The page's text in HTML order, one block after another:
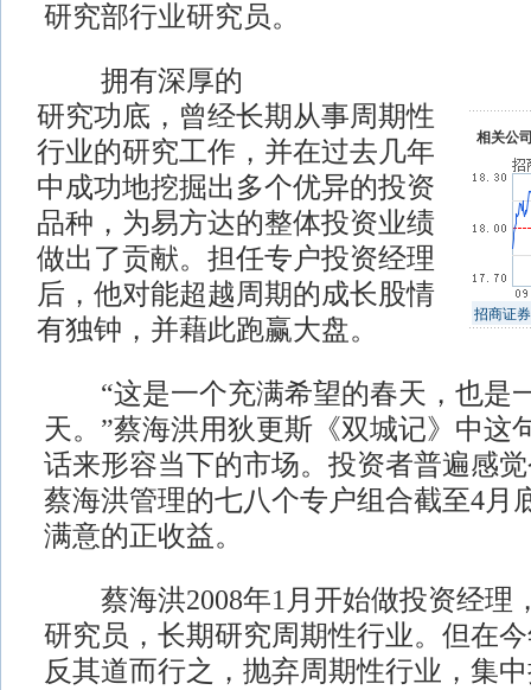
研究部行业研究员。
拥有深厚的
相关公
招商证券
研究功底，曾经长期从事周期性
行业的研究工作，并在过去几年
中成功地挖掘出多个优异的投资
品种，为易方达的整体投资业绩
做出了贡献。担任专户投资经理
后，他对能超越周期的成长股情
有独钟，并藉此跑赢大盘。
“这是一个充满希望的春天，也是
天。”蔡海洪用狄更斯《双城记》中这
话来形容当下的市场。投资者普遍感
蔡海洪管理的七八个专户组合截至4月
满意的正收益。
蔡海洪2008年1月开始做投资经理
研究员，长期研究周期性行业。但在
反其道而行之，抛弃周期性行业，集